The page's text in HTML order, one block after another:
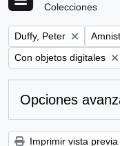
Colecciones
Remove filter:
Duffy, Peter
Remove filter:
Con objetos digitales
Opciones
Imprimir vista previa